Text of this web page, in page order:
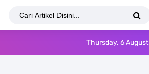
Thursday, 6 August